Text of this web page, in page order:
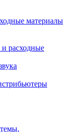
материалы
и расходные